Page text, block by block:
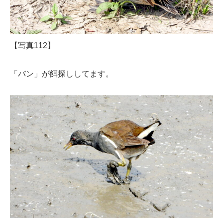
【写真112】
「バン」が餌探ししてます。